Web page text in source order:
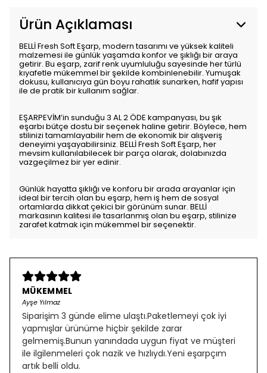
Ürün Açıklaması
BELLİ Fresh Soft Eşarp, modern tasarımı ve yüksek kaliteli
malzemesi ile günlük yaşamda konfor ve şıklığı bir araya
getirir. Bu eşarp, zarif renk uyumluluğu sayesinde her türlü
kıyafetle mükemmel bir şekilde kombinlenebilir. Yumuşak
dokusu, kullanıcıya gün boyu rahatlık sunarken, hafif yapısı
ile de pratik bir kullanım sağlar.
EŞARPEVİM’in sunduğu 3 AL 2 ÖDE kampanyası, bu şık
eşarbı bütçe dostu bir seçenek haline getirir. Böylece, hem
stilinizi tamamlayabilir hem de ekonomik bir alışveriş
deneyimi yaşayabilirsiniz. BELLİ Fresh Soft Eşarp, her
mevsim kullanılabilecek bir parça olarak, dolabınızda
vazgeçilmez bir yer edinir.
Günlük hayatta şıklığı ve konforu bir arada arayanlar için
ideal bir tercih olan bu eşarp, hem iş hem de sosyal
ortamlarda dikkat çekici bir görünüm sunar. BELLİ
markasının kalitesi ile tasarlanmış olan bu eşarp, stilinize
zarafet katmak için mükemmel bir seçenektir.
MÜKEMMEL
Ayşe Yılmaz
Siparişim 3 günde elime ulaştı.Paketlemeyi çok iyi
yapmışlar ürünüme hiçbir şekilde zarar
gelmemiş.Bunun yanındada uygun fiyat ve müşteri
ile ilgilenmeleri çok nazik ve hızlıydı.Yeni eşarpçım
artık belli oldu.